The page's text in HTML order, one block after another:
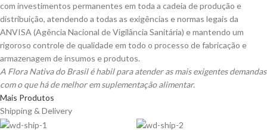
com investimentos permanentes em toda a cadeia de produção e
distribuição, atendendo a todas as exigências e normas legais da
ANVISA (Agência Nacional de Vigilância Sanitária) e mantendo um
rigoroso controle de qualidade em todo o processo de fabricação e
armazenagem de insumos e produtos.
A Flora Nativa do Brasil é habil para atender as mais exigentes demandas
com o que há de melhor em suplementação alimentar.
Mais Produtos
Shipping & Delivery